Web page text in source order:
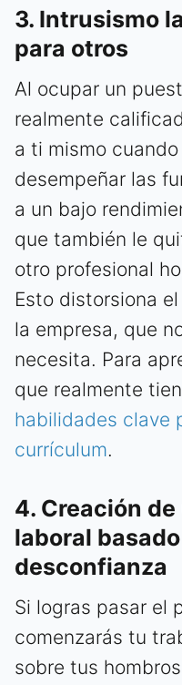
3. Intrusismo
para otros
Al ocupar un
realmente
a ti mismo
desempeñar las
a un bajo
que también le
otro profesional
Esto distorsiona
la empresa, que
necesita. Para
que realmente
habilidades clave
currículum.
4. Creación
laboral
desconfianza
Si logras pasar el
comenzarás tu
sobre tus